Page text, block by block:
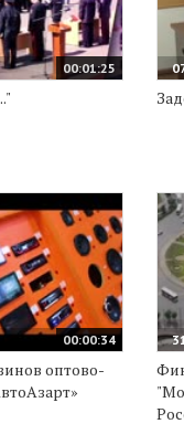
00:01:25
00:00:34
оптово-